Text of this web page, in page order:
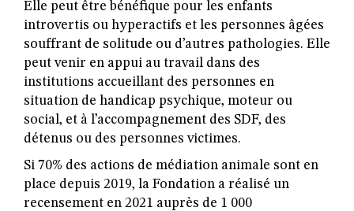
Elle peut être bénéfique pour les enfants
introvertis ou hyperactifs et les personnes âgées
souffrant de solitude ou d’autres pathologies. Elle
peut venir en appui au travail dans des
institutions accueillant des personnes en
situation de handicap psychique, moteur ou
social, et à l’accompagnement des SDF, des
détenus ou des personnes victimes.
Si 70% des actions de médiation animale sont en
place depuis 2019, la Fondation a réalisé un
recensement en 2021 auprès de 1 000